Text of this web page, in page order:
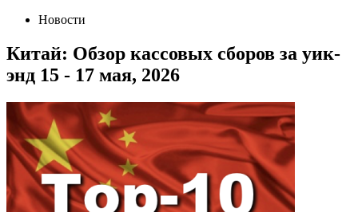
Новости
Китай: Обзор кассовых сборов за уик-
энд 15 - 17 мая, 2026